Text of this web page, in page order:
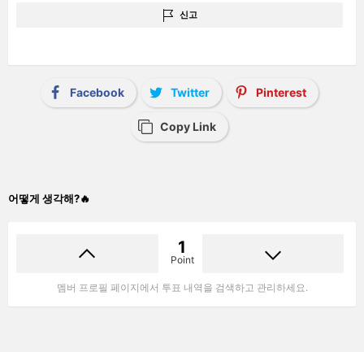
신고
Facebook Twitter Pinterest
Copy Link
어떻게 생각해?🔥
1
Point
멤버 프로필 페이지에서 투표 내역을 검색하고 관리하세요.